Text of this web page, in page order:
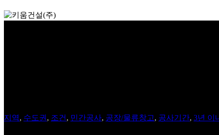
지역, 수도권 , 조건 , 민간공사, 공장/물류창고, 공사기간, 3년 이